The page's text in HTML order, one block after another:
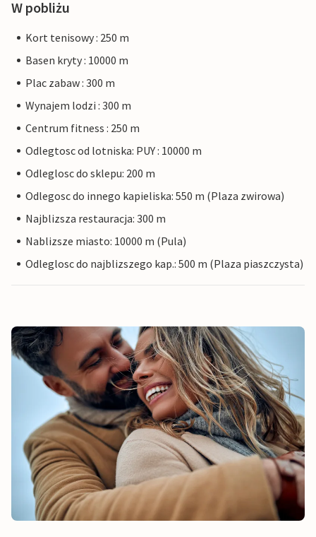
W pobliżu
Kort tenisowy : 250 m
Basen kryty : 10000 m
Plac zabaw : 300 m
Wynajem lodzi : 300 m
Centrum fitness : 250 m
Odlegtosc od lotniska: PUY : 10000 m
Odleglosc do sklepu: 200 m
Odlegosc do innego kapieliska: 550 m (Plaza zwirowa)
Najblizsza restauracja: 300 m
Nablizsze miasto: 10000 m (Pula)
Odleglosc do najblizszego kap.: 500 m (Plaza piaszczysta)